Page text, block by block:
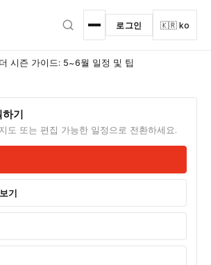
로그인 🇰🇷 ko
시즌 가이드: 5~6월 일정 및 팁
기
도 또는 편집 가능한 일정으로 전환하세요.
기